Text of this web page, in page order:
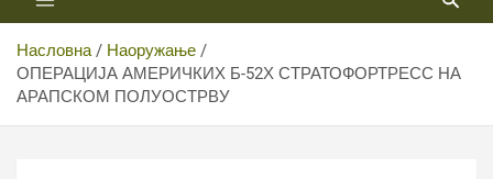
Насловна
Наоружање
ОПЕРАЦИЈА АМЕРИЧКИХ Б-52Х СТРАТОФОРТРЕСС НА
АРАПСКОМ ПОЛУОСТРВУ